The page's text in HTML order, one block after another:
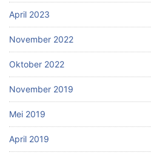
April 2023
November 2022
Oktober 2022
November 2019
Mei 2019
April 2019